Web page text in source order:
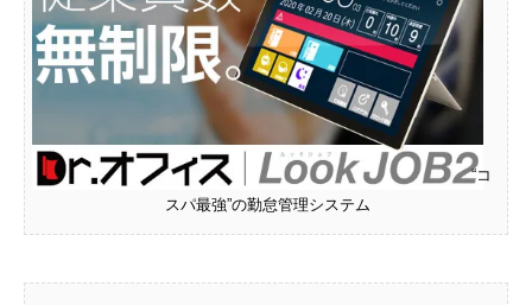
“コ
スパ最強”の勤怠管理システム